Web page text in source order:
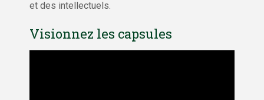
et des intellectuels.
Visionnez les capsules